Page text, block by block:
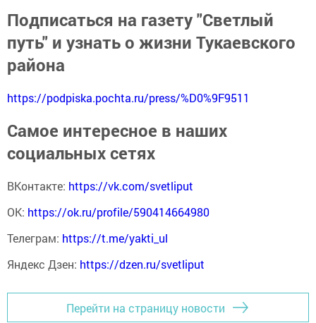
Подписаться на газету "Светлый
путь" и узнать о жизни Тукаевского
района
https://podpiska.pochta.ru/press/%D0%9F9511
Самое интересное в наших
социальных сетях
ВКонтакте: https://vk.com/svetliput
ОК: https://ok.ru/profile/590414664980
Телеграм: https://t.me/yakti_ul
Яндекс Дзен: https://dzen.ru/svetliput
Перейти на страницу новости